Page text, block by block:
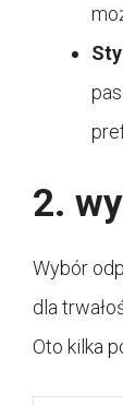
2.
Wybór
dla
Oto kilka